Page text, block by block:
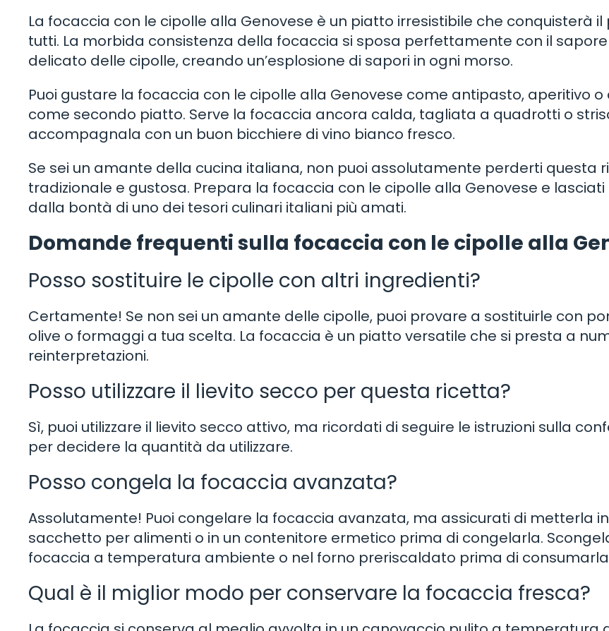
La focaccia con le cipolle alla Genovese è un piatto irresistibile che conquisterà
tutti. La morbida consistenza della focaccia si sposa perfettamente con il
delicato delle cipolle, creando un’esplosione di sapori in ogni morso.
Puoi gustare la focaccia con le cipolle alla Genovese come antipasto, aperitivo o
come secondo piatto. Serve la focaccia ancora calda, tagliata a quadrotti o
accompagnala con un buon bicchiere di vino bianco fresco.
Se sei un amante della cucina italiana, non puoi assolutamente perderti questa
tradizionale e gustosa. Prepara la focaccia con le cipolle alla Genovese e
dalla bontà di uno dei tesori culinari italiani più amati.
Domande frequenti sulla focaccia con le cipolle alla
Posso sostituire le cipolle con altri ingredienti?
Certamente! Se non sei un amante delle cipolle, puoi provare a sostituirle con
olive o formaggi a tua scelta. La focaccia è un piatto versatile che si presta a
reinterpretazioni.
Posso utilizzare il lievito secco per questa ricetta?
Sì, puoi utilizzare il lievito secco attivo, ma ricordati di seguire le istruzioni sulla
per decidere la quantità da utilizzare.
Posso congela la focaccia avanzata?
Assolutamente! Puoi congelare la focaccia avanzata, ma assicurati di metterla
sacchetto per alimenti o in un contenitore ermetico prima di congelarla.
focaccia a temperatura ambiente o nel forno preriscaldato prima di
Qual è il miglior modo per conservare la focaccia fresca?